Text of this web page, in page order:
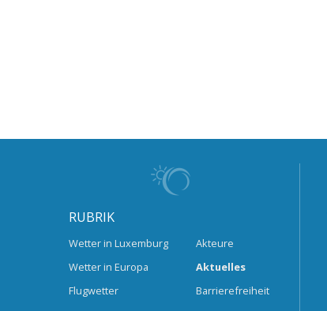
RUBRIK
Wetter in Luxemburg
Wetter in Europa
Flugwetter
Akteure
Aktuelles
Barrierefreiheit